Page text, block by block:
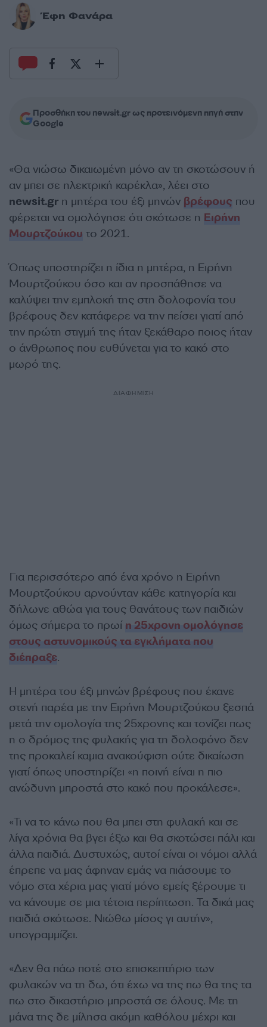
Έφη Φανάρα
Προσθήκη του newsit.gr ως προτεινόμενη πηγή στην
Google
«Θα νιώσω δικαιωμένη μόνο αν τη σκοτώσουν ή
αν μπει σε ηλεκτρική καρέκλα», λέει στο
newsit.gr η μητέρα του έξι μηνών βρέφους που
φέρεται να ομολόγησε ότι σκότωσε η Ειρήνη
Μουρτζούκου το 2021.
Όπως υποστηρίζει η ίδια η μητέρα, η Ειρήνη
Μουρτζούκου όσο και αν προσπάθησε να
καλύψει την εμπλοκή της στη δολοφονία του
βρέφους δεν κατάφερε να την πείσει γιατί από
την πρώτη στιγμή της ήταν ξεκάθαρο ποιος ήταν
ο άνθρωπος που ευθύνεται για το κακό στο
μωρό της.
ΔΙΑΦΗΜΙΣΗ
Για περισσότερο από ένα χρόνο η Ειρήνη
Μουρτζούκου αρνούνταν κάθε κατηγορία και
δήλωνε αθώα για τους θανάτους των παιδιών
όμως σήμερα το πρωί η 25χρονη ομολόγησε
στους αστυνομικούς τα εγκλήματα που
διέπραξε.
Η μητέρα του έξι μηνών βρέφους που έκανε
στενή παρέα με την Ειρήνη Μουρτζούκου ξεσπά
μετά την ομολογία της 25χρονης και τονίζει πως
η ο δρόμος της φυλακής για τη δολοφόνο δεν
της προκαλεί καμια ανακούφιση ούτε δικαίωση
γιατί όπως υποστηρίζει «η ποινή είναι η πιο
ανώδυνη μπροστά στο κακό που προκάλεσε».
«Τι να το κάνω που θα μπει στη φυλακή και σε
λίγα χρόνια θα βγει έξω και θα σκοτώσει πάλι και
άλλα παιδιά. Δυστυχώς, αυτοί είναι οι νόμοι αλλά
έπρεπε να μας άφηναν εμάς να πιάσουμε το
νόμο στα χέρια μας γιατί μόνο εμείς ξέρουμε τι
να κάνουμε σε μια τέτοια περίπτωση. Τα δικά μας
παιδιά σκότωσε. Νιώθω μίσος γι αυτήν»,
υπογραμμίζει.
«Δεν θα πάω ποτέ στο επισκεπτήριο των
φυλακών να τη δω, ότι έχω να της πω θα της τα
πω στο δικαστήριο μπροστά σε όλους. Με τη
μάνα της δε μίλησα ακόμη καθόλου μέχρι και